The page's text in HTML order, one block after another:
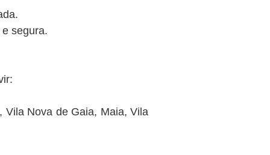
segura.
Vila Nova de Gaia, Maia, Vila